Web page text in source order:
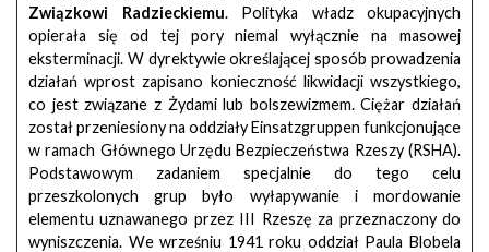
Związkowi Radzieckiemu. Polityka władz okupacyjnych
opierała się od tej pory niemal wyłącznie na masowej
eksterminacji. W dyrektywie określającej sposób prowadzenia
działań wprost zapisano konieczność likwidacji wszystkiego,
co jest związane z Żydami lub bolszewizmem. Ciężar działań
został przeniesiony na oddziały Einsatzgruppen funkcjonujące
w ramach Głównego Urzędu Bezpieczeństwa Rzeszy (RSHA).
Podstawowym zadaniem specjalnie do tego celu
przeszkolonych grup było wyłapywanie i mordowanie
elementu uznawanego przez III Rzeszę za przeznaczony do
wyniszczenia. We wrześniu 1941 roku oddział Paula Blobela